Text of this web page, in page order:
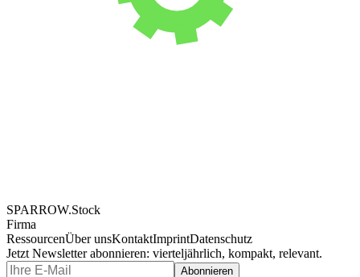
SPARROW.Stock
Firma
RessourcenÜber unsKontaktImprintDatenschutz
Jetzt Newsletter abonnieren: vierteljährlich, kompakt, relevant.